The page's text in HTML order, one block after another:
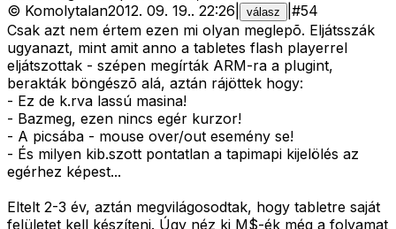
© Komolytalan2012. 09. 19.. 22:26 válasz #54
Csak azt nem értem ezen mi olyan meglepõ. Eljátsszák
ugyanazt, mint amit anno a tabletes flash playerrel
eljátszottak - szépen megírták ARM-ra a plugint,
berakták böngészõ alá, aztán rájöttek hogy:
- Ez de k.rva lassú masina!
- Bazmeg, ezen nincs egér kurzor!
- A picsába - mouse over/out esemény se!
- És milyen kib.szott pontatlan a tapimapi kijelölés az
egérhez képest...
Eltelt 2-3 év, aztán megvilágosodtak, hogy tabletre saját
felületet kell készíteni. Úgy néz ki M$-ék még a folyamat